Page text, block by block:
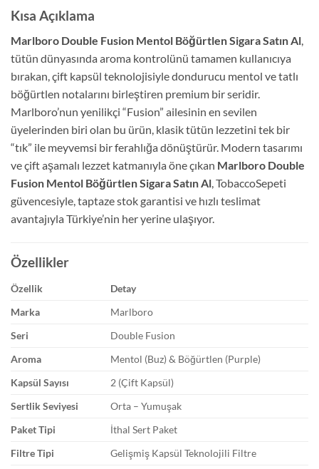
Kısa Açıklama
Marlboro Double Fusion Mentol Böğürtlen Sigara Satın Al,
tütün dünyasında aroma kontrolünü tamamen kullanıcıya
bırakan, çift kapsül teknolojisiyle dondurucu mentol ve tatlı
böğürtlen notalarını birleştiren premium bir seridir.
Marlboro’nun yenilikçi “Fusion” ailesinin en sevilen
üyelerinden biri olan bu ürün, klasik tütün lezzetini tek bir
“tık” ile meyvemsi bir ferahlığa dönüştürür. Modern tasarımı
ve çift aşamalı lezzet katmanıyla öne çıkan Marlboro Double
Fusion Mentol Böğürtlen Sigara Satın Al, TobaccoSepeti
güvencesiyle, taptaze stok garantisi ve hızlı teslimat
avantajıyla Türkiye’nin her yerine ulaşıyor.
Özellikler
Özellik
Detay
Marka
Marlboro
Seri
Double Fusion
Aroma
Mentol (Buz) & Böğürtlen (Purple)
Kapsül Sayısı
2 (Çift Kapsül)
Sertlik Seviyesi
Orta – Yumuşak
Paket Tipi
İthal Sert Paket
Filtre Tipi
Gelişmiş Kapsül Teknolojili Filtre